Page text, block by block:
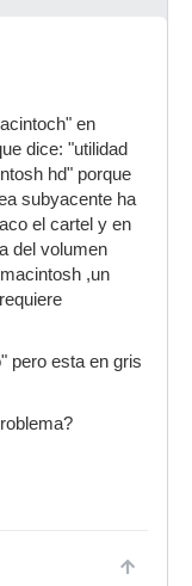
en
dice: "utilidad
hd" porque
subyacente ha
el cartel y en
del volumen
,un
pero esta en gris